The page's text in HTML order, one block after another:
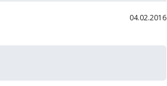
04.02.2016